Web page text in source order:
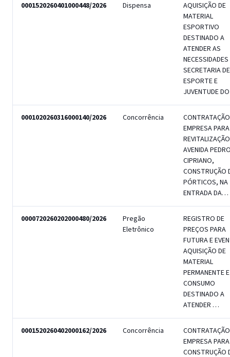
0001520260401000448/2026 Dispensa
AQUISIÇÃO DE
MATERIAL
ESPORTIVO
DESTINADO A
ATENDER AS
SECRETARIA DE
ESPORTE E
JUVENTUDE
0001020260316000140/2026 Concorrência
EMPRESA PARA
AVENIDA
CIPRIANO,
CONSTRUÇÃO
PÓRTICOS, NA
ENTRADA DA…
0000720260202000480/2026
Pregão
Eletrônico
REGISTRO DE
PREÇOS PARA
FUTURA E
AQUISIÇÃO DE
MATERIAL
PERMANENTE
CONSUMO
DESTINADO A
ATENDER …
0001520260402000162/2026 Concorrência
EMPRESA PARA
CONSTRUÇÃO